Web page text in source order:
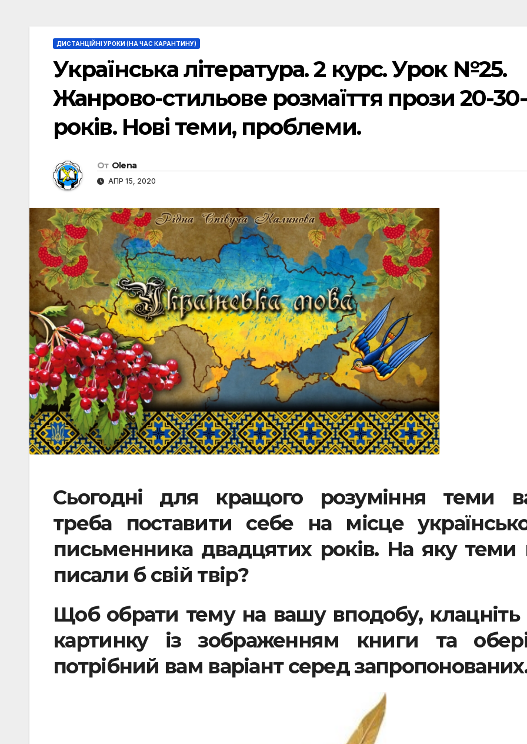
ДИСТАНЦІЙНІ УРОКИ (НА ЧАС КАРАНТИНУ)
Українська література. 2 курс. Урок №25.
Жанрово-стильове розмаїття прози 20-
років. Нові теми, проблеми.
От Olena
АПР 15, 2020
Сьогодні для кращого розуміння теми
треба поставити себе на місце
письменника двадцятих років. На яку теми
писали б свій твір?
Щоб обрати тему на вашу вподобу, клацніть
картинку із зображенням книги та
потрібний вам варіант серед